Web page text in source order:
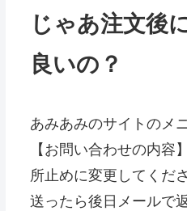
じゃあ注文後
良いの？
あみあみのサイトのメ
【お問い合わせの内
所止めに変更してくだ
送ったら後日メールで